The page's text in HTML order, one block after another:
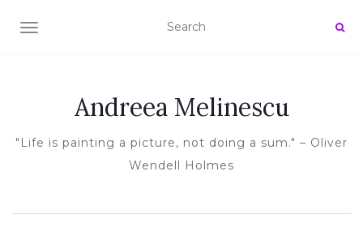
TOGGLE NAVIGATION
Andreea Melinescu
"Life is painting a picture, not doing a sum." – Oliver
Wendell Holmes